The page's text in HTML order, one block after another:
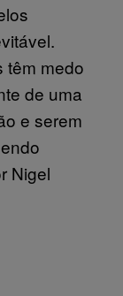
têm medo
de uma
e serem
Nigel